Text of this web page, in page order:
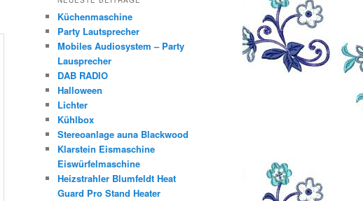
Küchenmaschine
Party Lautsprecher
Mobiles Audiosystem – Party
Lausprecher
DAB RADIO
Halloween
Lichter
Kühlbox
Stereoanlage auna Blackwood
Klarstein Eismaschine
Eiswürfelmaschine
Heizstrahler Blumfeldt Heat
Guard Pro Stand Heater